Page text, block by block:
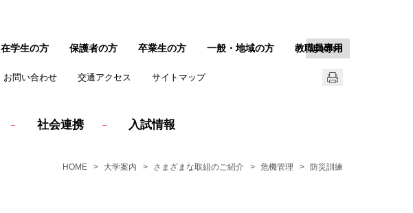
社会連携 入試情報
お問い合わせ 交通アクセス サイトマップ
English
在学生の方 保護者の方 卒業生の方 一般・地域の方 教職員専用
HOME 大学案内 さまざまな取組のご紹介 危機管理 防災訓練